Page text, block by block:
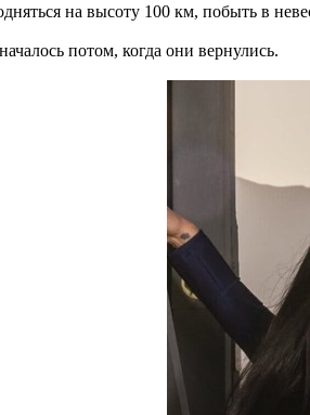
на высоту 100 км, побыть в
потом, когда они вернулись.